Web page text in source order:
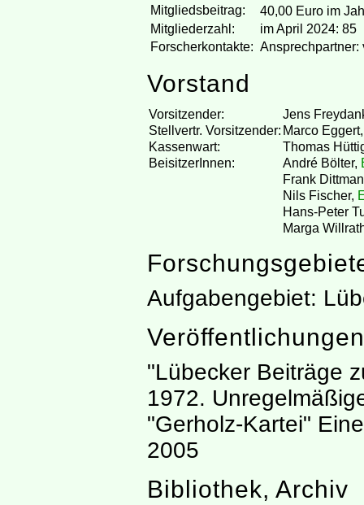
Mitgliedsbeitrag: 40,00 Euro im
Mitgliederzahl:
im April 2024: 85
Forscherkontakte: Ansprechpartner:
Vorstand
Vorsitzender:
Jens
Stellvertr. Vorsitzender: Marco
Kassenwart:
Thomas
BeisitzerInnen:
André Bölter,
Frank
Nils Fischer,
Hans-Peter
Marga
Aufgabengebiet:
Veröffentlichungen
"Lübecker Beiträge
1972.
"Gerholz-Kartei"
2005
Bibliothek, Archiv